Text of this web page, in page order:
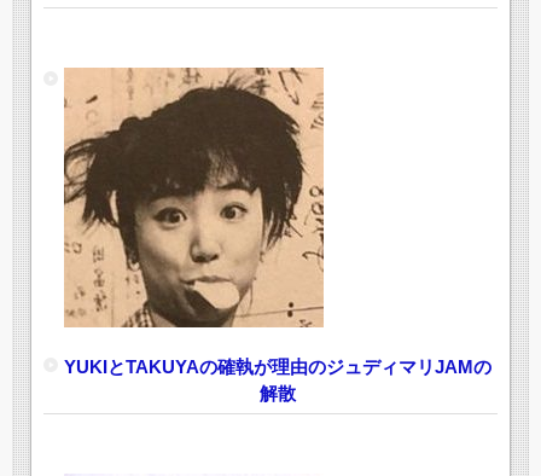
YUKIとTAKUYAの確執が理由のジュディマリJAMの
解散